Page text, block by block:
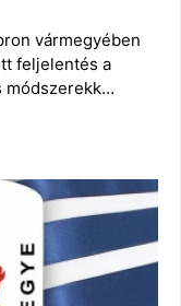
vármegyében
feljelentés a
módszerekk…